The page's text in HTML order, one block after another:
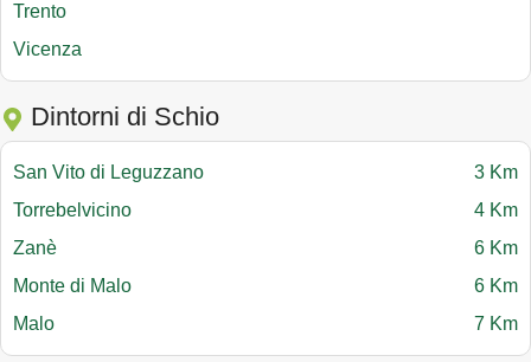
Trento
Vicenza
Dintorni di Schio
San Vito di Leguzzano
3 Km
Torrebelvicino
4 Km
Zanè
6 Km
Monte di Malo
6 Km
Malo
7 Km